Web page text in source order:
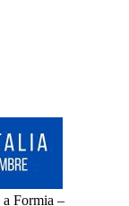
Formia –